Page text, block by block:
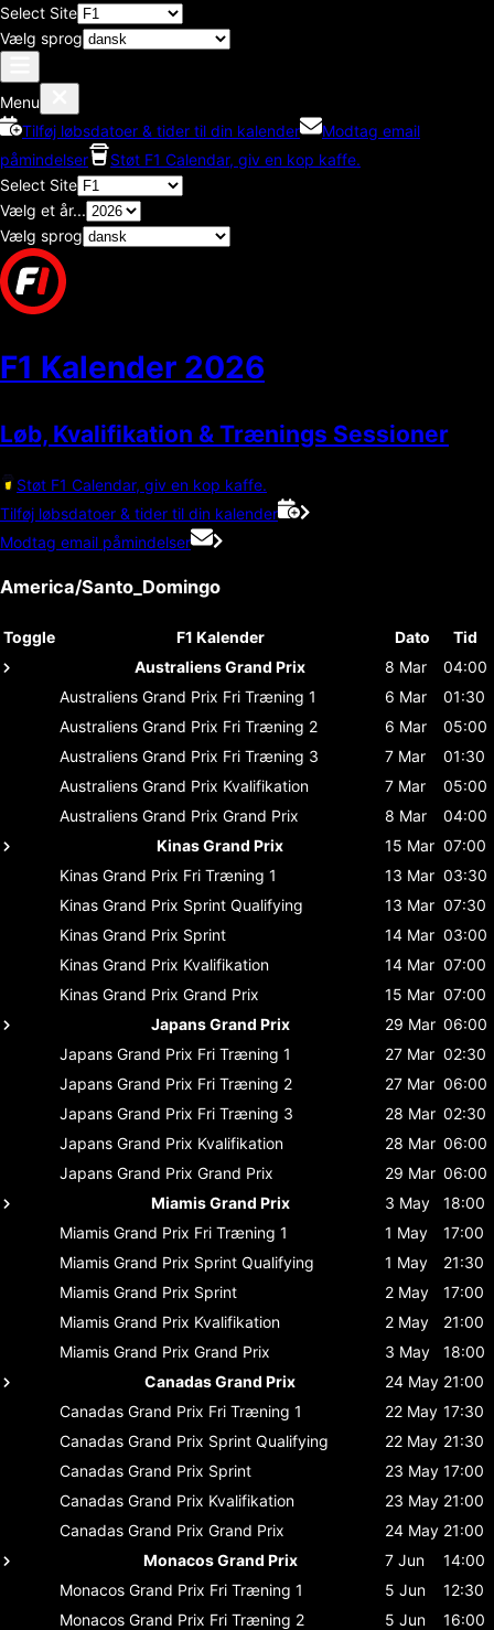
Select Site
Vælg sprog
Menu
Tilføj løbsdatoer & tider til din kalender
Modtag email
påmindelser
Støt F1 Calendar, giv en kop kaffe.
Select Site
Vælg et år...
Vælg sprog
F1 Kalender 2026
Løb, Kvalifikation & Trænings Sessioner
Støt F1 Calendar, giv en kop kaffe.
Tilføj løbsdatoer & tider til din kalender
Modtag email påmindelser
America/Santo_Domingo
Toggle F1 Kalender Dato
Tid
Australiens Grand Prix
8 Mar
04:00
Australiens Grand Prix Fri Træning 1 6 Mar
01:30
Australiens Grand Prix Fri Træning 2 6 Mar
05:00
Australiens Grand Prix Fri Træning 3 7 Mar
01:30
Australiens Grand Prix Kvalifikation 7 Mar
05:00
Australiens Grand Prix Grand Prix 8 Mar
04:00
Kinas Grand Prix
15 Mar 07:00
Kinas Grand Prix Fri Træning 1 13 Mar 03:30
Kinas Grand Prix Sprint Qualifying 13 Mar 07:30
Kinas Grand Prix Sprint 14 Mar 03:00
Kinas Grand Prix Kvalifikation 14 Mar 07:00
Kinas Grand Prix Grand Prix 15 Mar 07:00
Japans Grand Prix
29 Mar 06:00
Japans Grand Prix Fri Træning 1 27 Mar 02:30
Japans Grand Prix Fri Træning 2 27 Mar 06:00
Japans Grand Prix Fri Træning 3 28 Mar 02:30
Japans Grand Prix Kvalifikation 28 Mar 06:00
Japans Grand Prix Grand Prix 29 Mar 06:00
Miamis Grand Prix
3 May
18:00
Miamis Grand Prix Fri Træning 1 1 May
17:00
Miamis Grand Prix Sprint Qualifying 1 May
21:30
Miamis Grand Prix Sprint 2 May
17:00
Miamis Grand Prix Kvalifikation 2 May
21:00
Miamis Grand Prix Grand Prix 3 May
18:00
Canadas Grand Prix
24 May 21:00
Canadas Grand Prix Fri Træning 1 22 May 17:30
Canadas Grand Prix Sprint Qualifying 22 May 21:30
Canadas Grand Prix Sprint 23 May 17:00
Canadas Grand Prix Kvalifikation 23 May 21:00
Canadas Grand Prix Grand Prix 24 May 21:00
Monacos Grand Prix
7 Jun
14:00
Monacos Grand Prix Fri Træning 1 5 Jun
12:30
Monacos Grand Prix Fri Træning 2 5 Jun
16:00